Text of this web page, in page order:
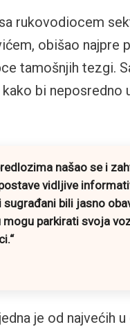
rukovodiocem
obišao najpre
tamošnjih tezgi.
bi neposredno
našao se i
vidljive
sugrađani bili jasno
parkirati svoja
je od najvećih